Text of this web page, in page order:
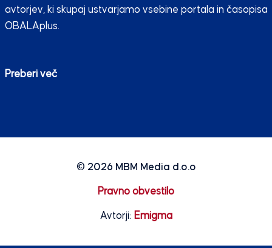
avtorjev, ki skupaj ustvarjamo vsebine portala in časopisa
OBALAplus.
Preberi več
© 2026 MBM Media d.o.o
Pravno obvestilo
Avtorji: Emigma